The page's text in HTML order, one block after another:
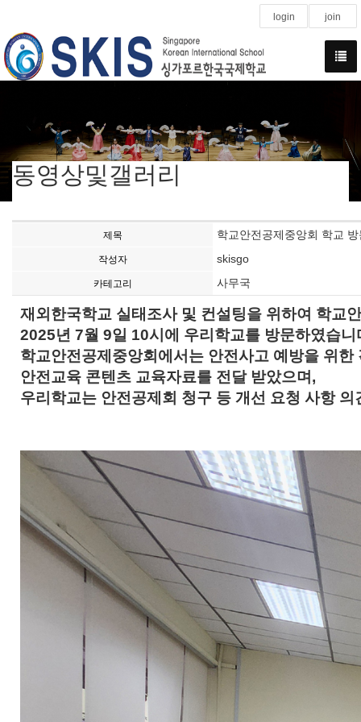
login join
동영상및갤러리
제목 학교안전공제중앙회 학교
작성자 skisgo
카테고리 사무국
재외한국학교 실태조사 및 컨설팅을 위하여 학교
2025년 7월 9일 10시에 우리학교를 방문하였습니
학교안전공제중앙회에서는 안전사고 예방을 위한
안전교육 콘텐츠 교육자료를 전달 받았으며,
우리학교는 안전공제회 청구 등 개선 요청 사항 의